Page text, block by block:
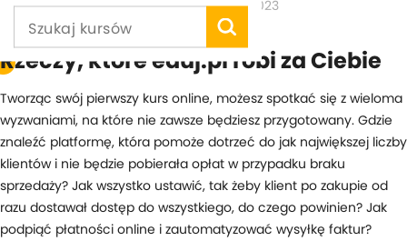
Artykuł przygotował: Zuzanna N. 30.03.2023
Rzeczy, które eduj.pl robi za Ciebie
Tworząc swój pierwszy kurs online, możesz spotkać się z wieloma
wyzwaniami, na które nie zawsze będziesz przygotowany. Gdzie
znaleźć platformę, która pomoże dotrzeć do jak największej liczby
klientów i nie będzie pobierała opłat w przypadku braku
sprzedaży? Jak wszystko ustawić, tak żeby klient po zakupie od
razu dostawał dostęp do wszystkiego, do czego powinien? Jak
podpiąć płatności online i zautomatyzować wysyłkę faktur?